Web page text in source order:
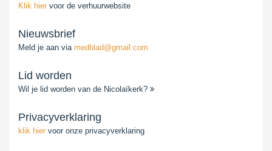
Klik hier voor de verhuurwebsite
Nieuwsbrief
Meld je aan via medblad@gmail.com
Lid worden
Wil je lid worden van de Nicolaïkerk?
Privacyverklaring
klik hier voor onze privacyverklaring